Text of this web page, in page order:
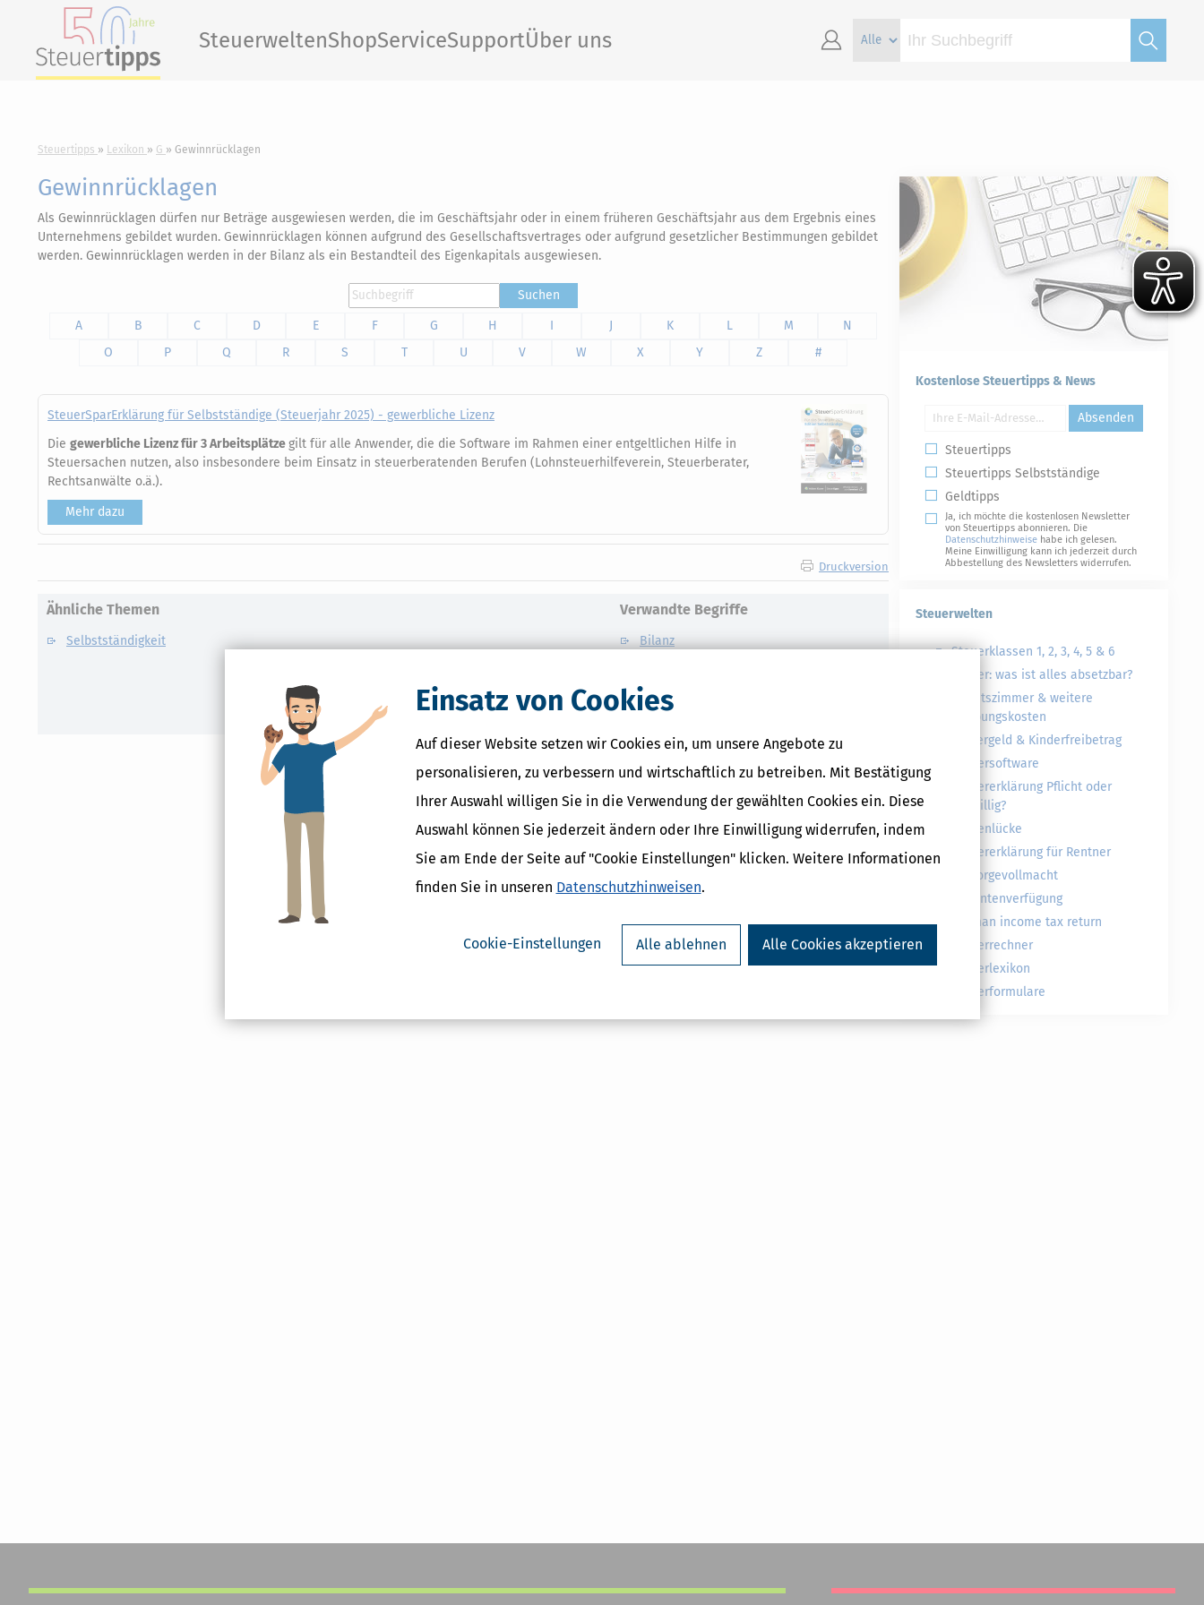
Einsatz von Cookies
Auf dieser Website setzen wir Cookies ein, um unsere Angebote zu
personalisieren, zu verbessern und wirtschaftlich zu betreiben. Mit Bestätigung
Ihrer Auswahl willigen Sie in die Verwendung der gewählten Cookies ein. Diese
Auswahl können Sie jederzeit ändern oder Ihre Einwilligung widerrufen, indem
Sie am Ende der Seite auf "Cookie Einstellungen" klicken. Weitere Informationen
finden Sie in unseren Datenschutzhinweisen.
Cookie-Einstellungen Alle ablehnen Alle Cookies akzeptieren
SteuerweltenShopServiceSupportÜber uns
Steuertipps Lexikon G Gewinnrücklagen
Gewinnrücklagen
Als Gewinnrücklagen dürfen nur Beträge ausgewiesen werden, die im Geschäftsjahr oder in einem früheren Geschäftsjahr aus dem Ergebnis eines
Unternehmens gebildet wurden. Gewinnrücklagen können aufgrund des Gesellschaftsvertrages oder aufgrund gesetzlicher Bestimmungen gebildet
werden. Gewinnrücklagen werden in der Bilanz als ein Bestandteil des Eigenkapitals ausgewiesen.
Suchen
A
B C D E F G H I J K L M
N
O
P Q R S T U V W X Y Z #
SteuerSparErklärung für Selbstständige (Steuerjahr 2025) - gewerbliche Lizenz
Die gewerbliche Lizenz für 3 Arbeitsplätzegilt für alle Anwender, die die Software im Rahmen einer entgeltlichen Hilfe in
Steuersachen nutzen, also insbesondere beim Einsatz in steuerberatenden Berufen (Lohnsteuerhilfeverein, Steuerberater,
Rechtsanwälte o.ä.).
Mehr dazu
Druckversion
Ähnliche Themen
Selbstständigkeit
Verwandte Begriffe
Bilanz
Gewinne
Passivierung
Kostenlose Steuertipps & News
Absenden
Steuertipps
Steuertipps Selbstständige
Geldtipps
Ja, ich möchte die kostenlosen Newsletter
von Steuertipps abonnieren. Die
Datenschutzhinweise habe ich gelesen.
Meine Einwilligung kann ich jederzeit durch
Abbestellung des Newsletters widerrufen.
Steuerwelten
Steuerklassen 1, 2, 3, 4, 5 & 6
Steuer: was ist alles absetzbar?
Arbeitszimmer & weitere
Werbungskosten
Kindergeld & Kinderfreibetrag
Steuersoftware
Steuererklärung Pflicht oder
freiwillig?
Rentenlücke
Steuererklärung für Rentner
Vorsorgevollmacht
Patientenverfügung
German income tax return
Steuerrechner
Steuerlexikon
Steuerformulare